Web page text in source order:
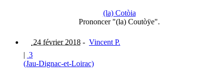
(la) Cotòia
Prononcer "(la) Coutòÿe".
24 février 2018 - Vincent P.
| 3
(Jau-Dignac-et-Loirac)